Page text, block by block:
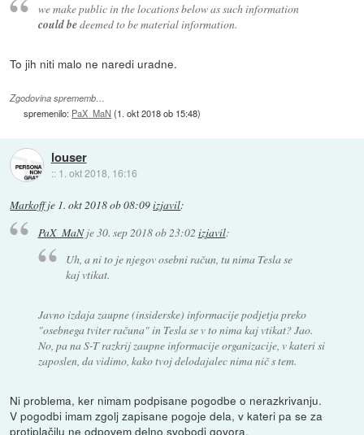
we make public in the locations below as such information
could bedeemed to be material information.
To jih niti malo ne naredi uradne.
Zgodovina sprememb…
spremenilo: PaX_MaN(1. okt 2018 ob 15:48)
louser
:: 1. okt 2018, 16:16
Markoffje 1. okt 2018 ob 08:09izjavil:
PaX_MaNje30. sep 2018 ob 23:02 izjavil:
Uh, a ni to je njegov osebni račun, tu nima Tesla se
kaj vtikat.
Javno izdaja zaupne (insiderske) informacije podjetja preko
"osebnega tviter računa" in Tesla se v to nima kaj vtikat? Jao.
No, pa na S-T razkrij zaupne informacije organizacije, v kateri si
zaposlen, da vidimo, kako tvoj delodajalec nima nič s tem.
Ni problema, ker nimam podpisane pogodbe o nerazkrivanju.
V pogodbi imam zgolj zapisane pogoje dela, v kateri pa se za
protiplačilu ne odpovem delno svobodi govora.